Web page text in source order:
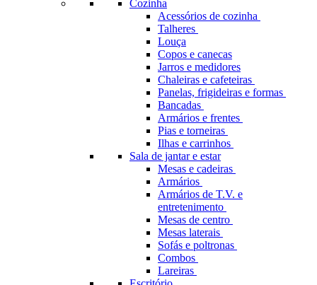
Cozinha
Acessórios de cozinha
Talheres
Louça
Copos e canecas
Jarros e medidores
Chaleiras e cafeteiras
Panelas, frigideiras e formas
Bancadas
Armários e frentes
Pias e torneiras
Ilhas e carrinhos
Sala de jantar e estar
Mesas e cadeiras
Armários
Armários de T.V. e
entretenimento
Mesas de centro
Mesas laterais
Sofás e poltronas
Combos
Lareiras